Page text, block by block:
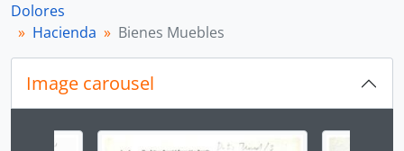
Dolores
Hacienda
Bienes Muebles
Image carousel
Changing the current slide of this carousel will